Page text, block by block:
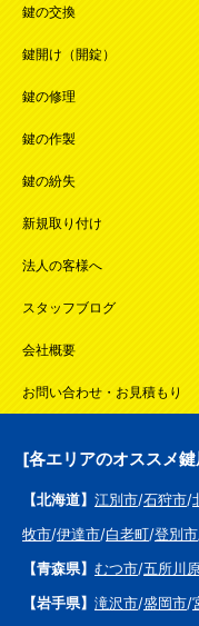
鍵の交換
鍵開け（開錠）
鍵の修理
鍵の作製
鍵の紛失
新規取り付け
法人の客様へ
スタッフブログ
会社概要
お問い合わせ・お見積もり
[各エリアのオススメ
【北海道】 江別市/石狩市/
牧市/伊達市/白老町/登別市
【青森県】 むつ市/五所川
【岩手県】 滝沢市/盛岡市/